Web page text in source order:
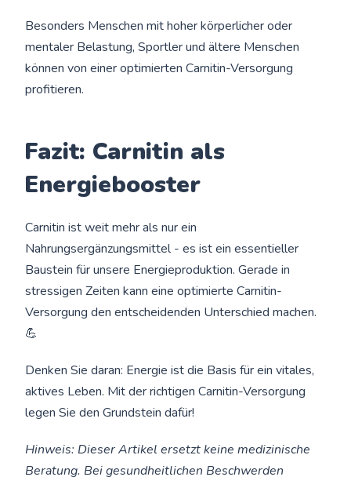
Besonders Menschen mit hoher körperlicher oder
mentaler Belastung, Sportler und ältere Menschen
können von einer optimierten Carnitin-Versorgung
profitieren.
Fazit: Carnitin als
Energiebooster
Carnitin ist weit mehr als nur ein
Nahrungsergänzungsmittel - es ist ein essentieller
Baustein für unsere Energieproduktion. Gerade in
stressigen Zeiten kann eine optimierte Carnitin-
Versorgung den entscheidenden Unterschied machen.
💪
Denken Sie daran: Energie ist die Basis für ein vitales,
aktives Leben. Mit der richtigen Carnitin-Versorgung
legen Sie den Grundstein dafür!
Hinweis: Dieser Artikel ersetzt keine medizinische
Beratung. Bei gesundheitlichen Beschwerden